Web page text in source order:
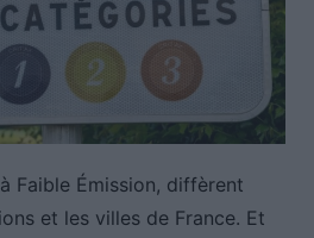
Faible Émission, diffèrent
et les villes de France. Et